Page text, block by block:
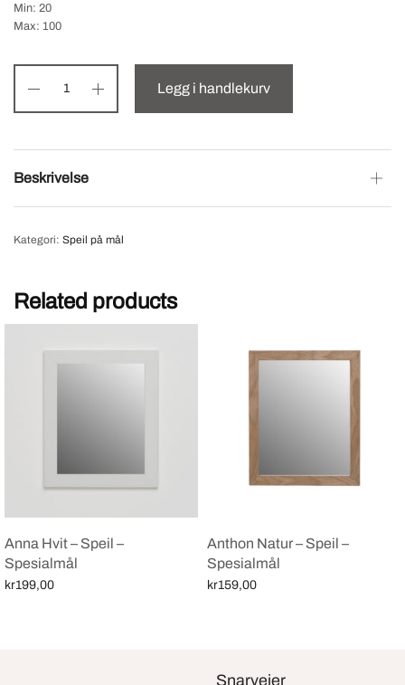
Min: 20
Max: 100
Legg i handlekurv
Beskrivelse
Kategori: Speil på mål
Related products
Anna Hvit – Speil –
Spesialmål
kr199,00
Anthon Natur – Speil –
Spesialmål
kr159,00
Snarveier